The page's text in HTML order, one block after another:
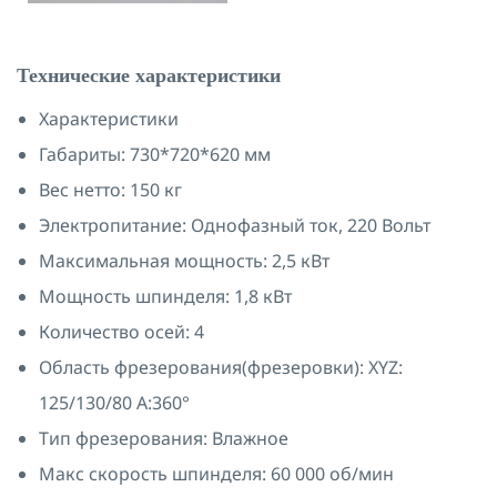
Технические характеристики
Характеристики
Габариты: 730*720*620 мм
Вес нетто: 150 кг
Электропитание: Однофазный ток, 220 Вольт
Максимальная мощность: 2,5 кВт
Мощность шпинделя: 1,8 кВт
Количество осей: 4
Область фрезерования(фрезеровки): XYZ:
125/130/80 A:360°
Тип фрезерования: Влажное
Макс скорость шпинделя: 60 000 об/мин